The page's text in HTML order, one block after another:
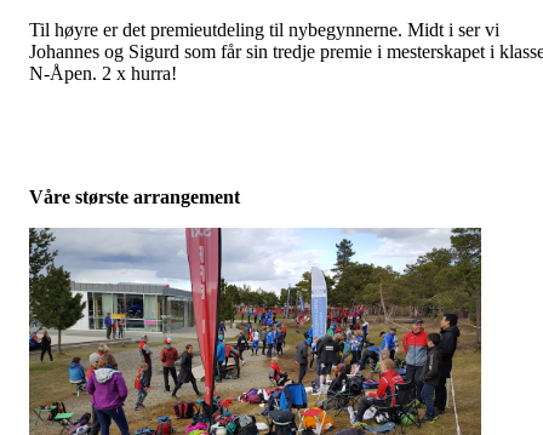
Til høyre er det premieutdeling til nybegynnerne. Midt i ser vi
Johannes og Sigurd som får sin tredje premie i mesterskapet i
N-Åpen. 2 x hurra!
Våre største arrangement